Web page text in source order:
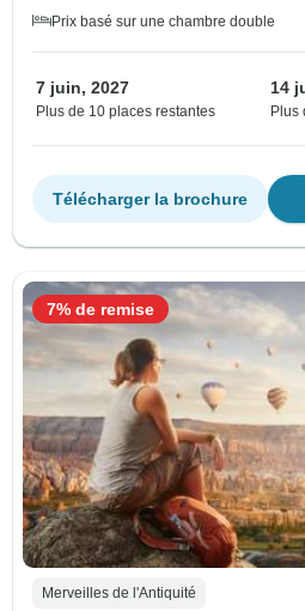
Prix basé sur une chambre double
7 juin, 2027
Plus de 10 places restantes
14
Plus
Télécharger la brochure
Merveilles de l'Antiquité
7% de remise